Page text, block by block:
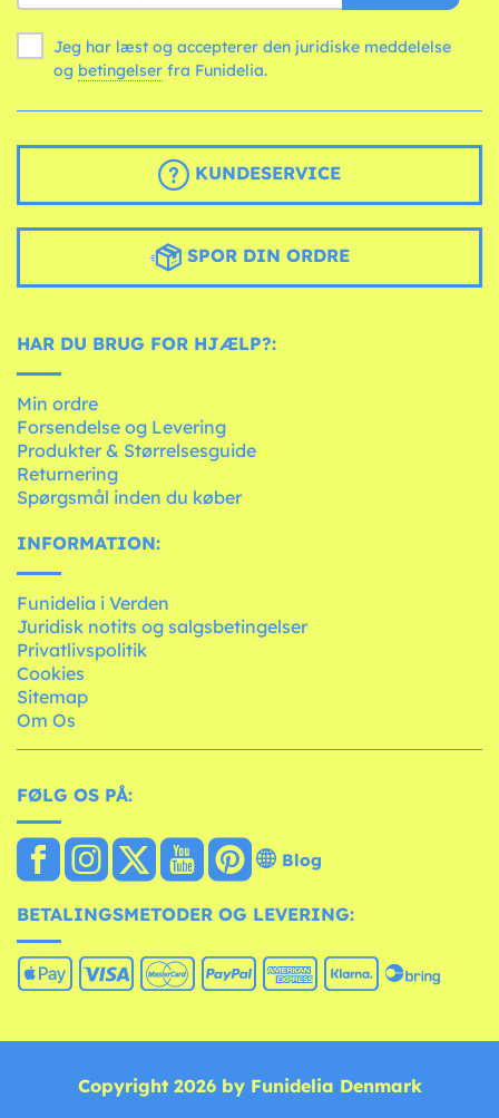
Jeg har læst og accepterer den juridiske meddelelse
og betingelser fra Funidelia.
KUNDESERVICE
SPOR DIN ORDRE
HAR DU BRUG FOR HJÆLP?:
Min ordre
Forsendelse og Levering
Produkter & Størrelsesguide
Returnering
Spørgsmål inden du køber
INFORMATION:
Funidelia i Verden
Juridisk notits og salgsbetingelser
Privatlivspolitik
Cookies
Sitemap
Om Os
FØLG OS PÅ:
Blog
BETALINGSMETODER OG LEVERING:
Copyright 2026 by Funidelia Denmark